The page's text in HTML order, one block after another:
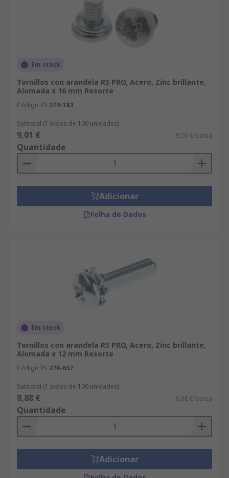
Em stock
Tornillos con arandela RS PRO, Acero, Zinc brillante,
Alomada x 16 mm Resorte
Código RS 279-183
Subtotal (1 bolsa de 100 unidades)
9,01 € 9,01 €/bolsa
Quantidade
Adicionar
Folha de Dados
Em stock
Tornillos con arandela RS PRO, Acero, Zinc brillante,
Alomada x 12 mm Resorte
Código RS 278-657
Subtotal (1 bolsa de 100 unidades)
8,88 € 8,88 €/bolsa
Quantidade
Adicionar